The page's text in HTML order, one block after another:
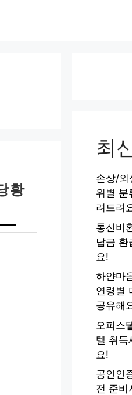
황
최
손상/외
위별 분
려드려
통신비
납금 환
요!
하얀마
연령별
공유해
오피스
텔 취득
요!
공인인
전 준비